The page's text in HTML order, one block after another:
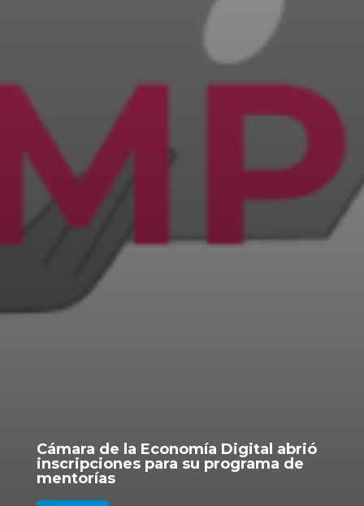
Cámara de la Economía Digital abrió
inscripciones para su programa de
mentorías